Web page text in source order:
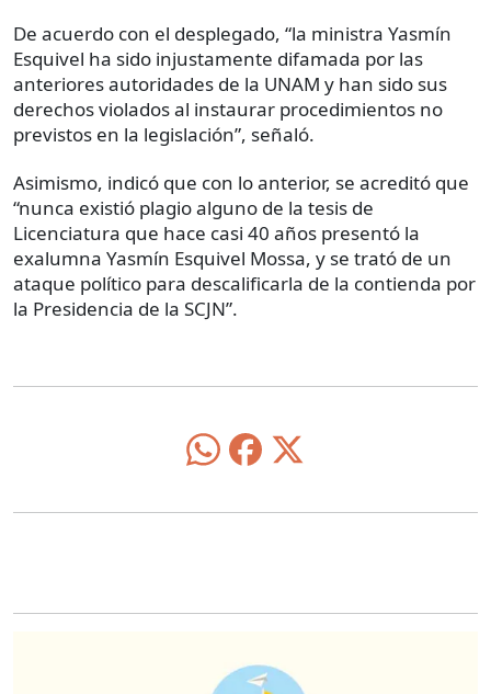
De acuerdo con el desplegado, “la ministra Yasmín
Esquivel ha sido injustamente difamada por las
anteriores autoridades de la UNAM y han sido sus
derechos violados al instaurar procedimientos no
previstos en la legislación”, señaló.
Asimismo, indicó que con lo anterior, se acreditó que
“nunca existió plagio alguno de la tesis de
Licenciatura que hace casi 40 años presentó la
exalumna Yasmín Esquivel Mossa, y se trató de un
ataque político para descalificarla de la contienda por
la Presidencia de la SCJN”.